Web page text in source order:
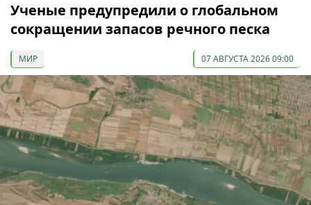
Ученые предупредили о глобальном
сокращении запасов речного песка
МИР 07 АВГУСТА 2026 09:00